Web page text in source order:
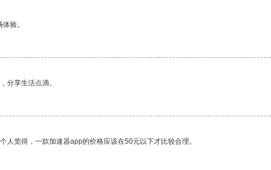
验。
分享生活点滴。
觉得，一款加速器app的价格应该在50元以下才比较合理。